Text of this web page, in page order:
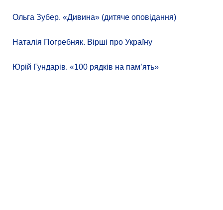
Ольга Зубер. «Дивина» (дитяче оповідання)
Наталія Погребняк. Вірші про Україну
Юрій Гундарів. «100 рядків на памʼять»